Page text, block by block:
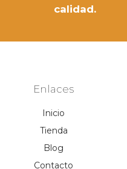
calidad.
Enlaces
Inicio
Tienda
Blog
Contacto